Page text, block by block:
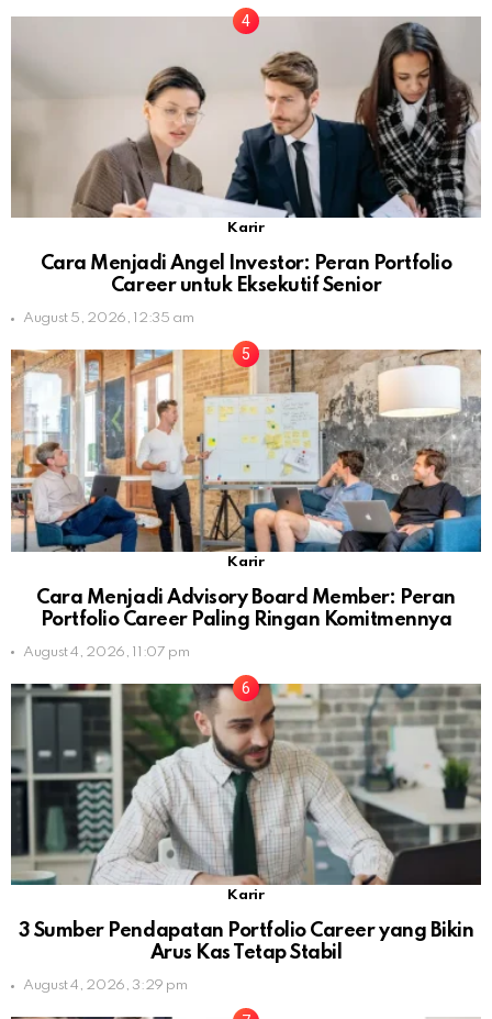
Karir
Cara Menjadi Angel Investor: Peran Portfolio
Career untuk Eksekutif Senior
August 5, 2026, 12:35 am
Karir
Cara Menjadi Advisory Board Member: Peran
Portfolio Career Paling Ringan Komitmennya
August 4, 2026, 11:07 pm
Karir
3 Sumber Pendapatan Portfolio Career yang Bikin
Arus Kas Tetap Stabil
August 4, 2026, 3:29 pm